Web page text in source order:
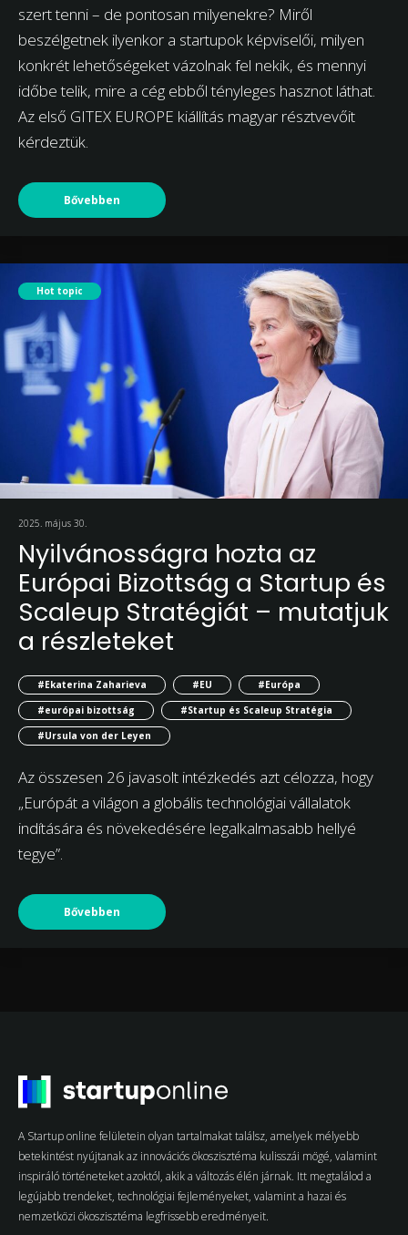
szert tenni – de pontosan milyenekre? Miről
beszélgetnek ilyenkor a startupok képviselői, milyen
konkrét lehetőségeket vázolnak fel nekik, és mennyi
időbe telik, mire a cég ebből tényleges hasznot láthat.
Az első GITEX EUROPE kiállítás magyar résztvevőit
kérdeztük.
Bővebben
Hot topic
2025. május 30.
Nyilvánosságra hozta az
Európai Bizottság a Startup és
Scaleup Stratégiát – mutatjuk
a részleteket
#Ekaterina Zaharieva #EU
#Európa
#európai bizottság
#Startup és Scaleup Stratégia
#Ursula von der Leyen
Az összesen 26 javasolt intézkedés azt célozza, hogy
„Európát a világon a globális technológiai vállalatok
indítására és növekedésére legalkalmasabb hellyé
tegye”.
Bővebben
A Startup online felületein olyan tartalmakat találsz, amelyek mélyebb
betekintést nyújtanak az innovációs ökoszisztéma kulisszái mögé, valamint
inspiráló történeteket azoktól, akik a változás élén járnak. Itt megtalálod a
legújabb trendeket, technológiai fejleményeket, valamint a hazai és
nemzetközi ökoszisztéma legfrissebb eredményeit.